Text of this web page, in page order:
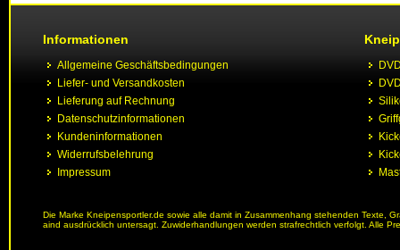
Informationen
Allgemeine Geschäftsbedingungen
Liefer- und Versandkosten
Lieferung auf Rechnung
Datenschutzinformationen
Kundeninformationen
Widerrufsbelehrung
Impressum
Die Marke Kneipensportler.de sowie alle damit in Zusammenhang stehenden Texte,
aind ausdrücklich untersagt. Zuwiderhandlungen werden strafrechtlich verfolgt. Alle